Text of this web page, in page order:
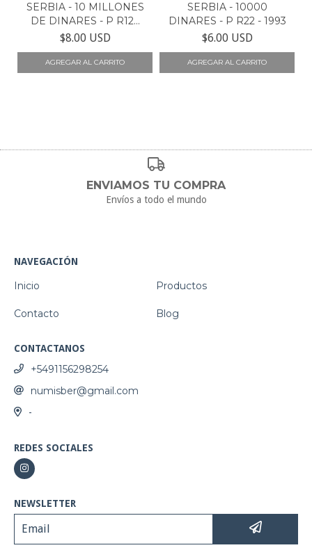
SERBIA - 10 MILLONES
DE DINARES - P R12...
$8.00 USD
SERBIA - 10000
DINARES - P R22 - 1993
$6.00 USD
ENVIAMOS TU COMPRA
Envíos a todo el mundo
NAVEGACIÓN
Inicio Productos
Contacto Blog
CONTACTANOS
+5491156298254
numisber@gmail.com
-
REDES SOCIALES
NEWSLETTER